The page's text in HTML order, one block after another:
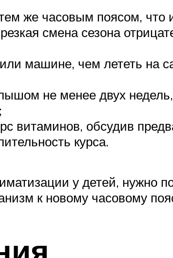
же часовым поясом, что
смена сезона
машине, чем лететь на
не менее двух
витаминов, обсудив
курса.
у детей, нужно
к новому часовому